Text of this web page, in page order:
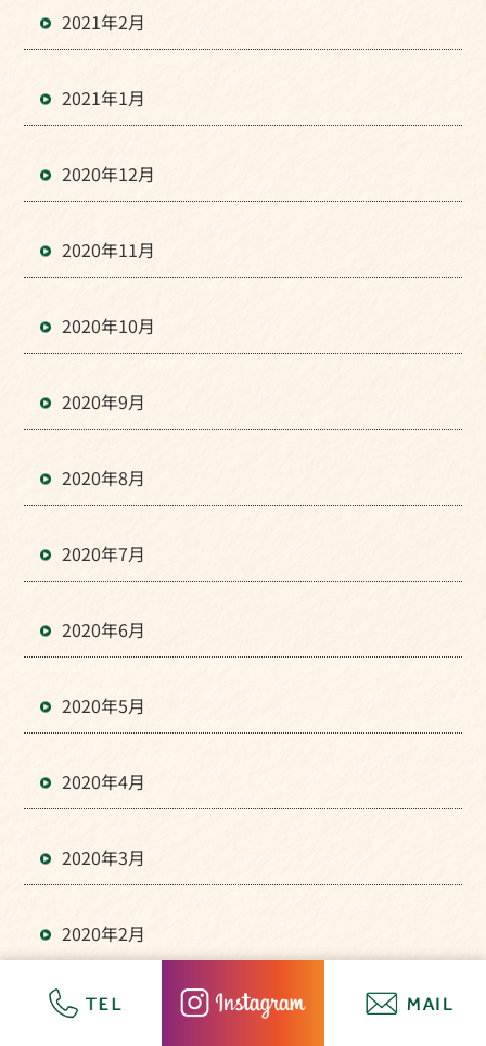
2021年2月
2021年1月
2020年12月
2020年11月
2020年10月
2020年9月
2020年8月
2020年7月
2020年6月
2020年5月
2020年4月
2020年3月
2020年2月
2020年1月